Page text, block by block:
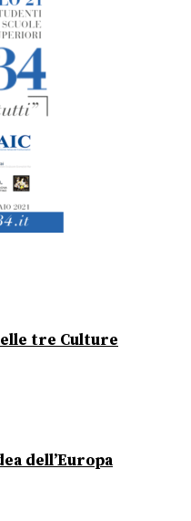
tre Culture
dell’Europa